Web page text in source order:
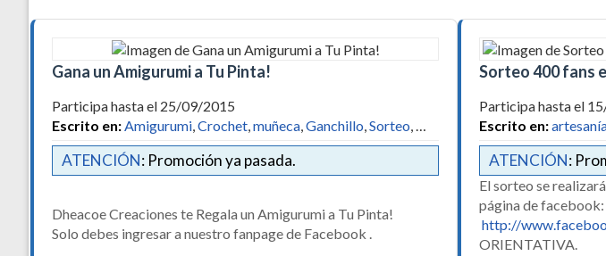
Gana un Amigurumi a Tu Pinta!
Participa hasta el 25/09/2015
Escrito en:Amigurumi,Crochet,muñeca,Ganchillo,Sorteo, …
ATENCIÓN: Promoción ya pasada.
Dheacoe Creaciones te Regala un Amigurumi a Tu Pinta!
Solo debes ingresar a nuestro fanpage de Facebook .
Sorteo 400 fans
Participa hasta el
Escrito en:
ATENCIÓN:
El sorteo se
página de facebook:
http://
ORIENTATIVA.